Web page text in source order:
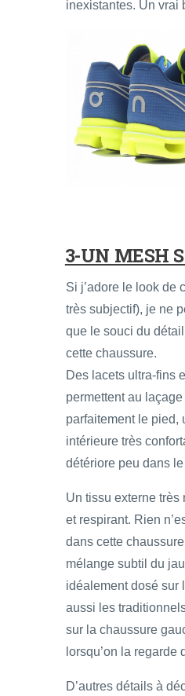
inexistantes. Un vrai
3-UN MESH
Si j’adore le look de
très subjectif), je ne
que le souci du
cette chaussure.
Des lacets ultra-fins
permettent au laçage
parfaitement le pied,
intérieure très
détériore peu dans le
Un tissu externe très
et respirant. Rien
dans cette
mélange subtil du
idéalement dosé sur
aussi les
sur la chaussure
lorsqu’on la regarde
D’autres détails à